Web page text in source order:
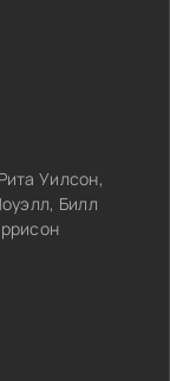
Уилсон,
Билл